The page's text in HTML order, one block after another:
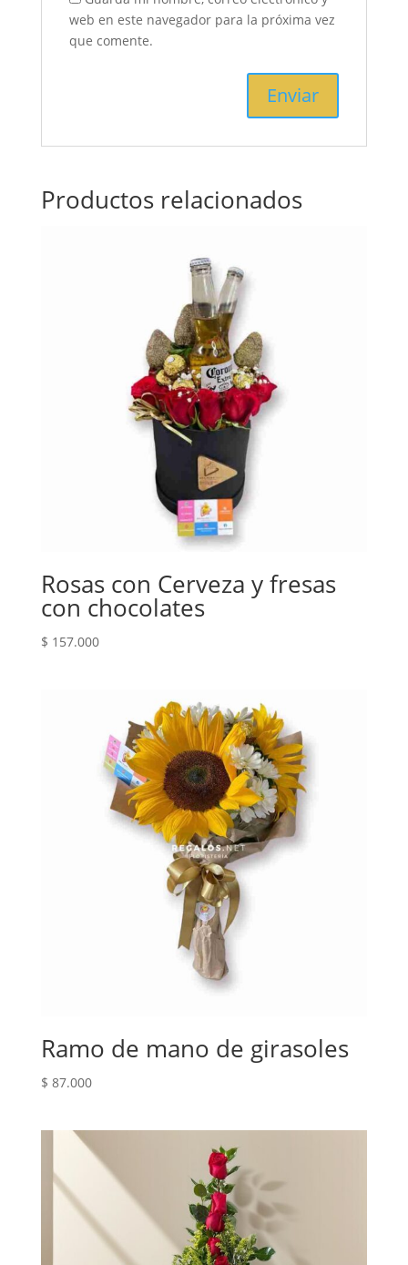
web en este navegador para la próxima vez
que comente.
Productos relacionados
Rosas con Cerveza y fresas
con chocolates
$ 157.000
Ramo de mano de girasoles
$ 87.000